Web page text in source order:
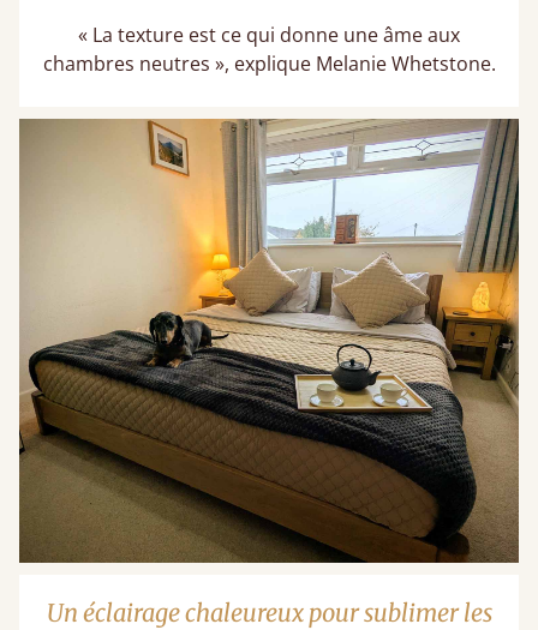
« La texture est ce qui donne une âme aux
chambres neutres », explique Melanie Whetstone.
Un éclairage chaleureux pour sublimer les